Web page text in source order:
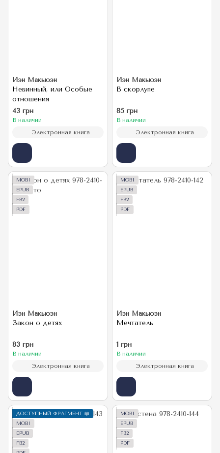
Иэн Макьюэн
Невинный, или Особые
отношения
43 грн
В наличии
Электронная книга
Иэн Макьюэн
В скорлупе
85 грн
В наличии
Электронная книга
MOBI
EPUB
FB2
PDF
Иэн Макьюэн
Закон о детях
83 грн
В наличии
Электронная книга
MOBI
EPUB
FB2
PDF
Иэн Макьюэн
Мечтатель
1 грн
В наличии
Электронная книга
ДОСТУПНЫЙ ФРАГМЕНТ 📖
MOBI
EPUB
FB2
MOBI
EPUB
FB2
PDF